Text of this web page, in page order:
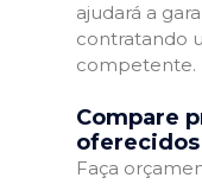
ajudará a
contratando
competente.
Compare
oferecidos
Faça